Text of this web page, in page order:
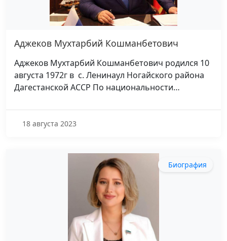
Аджеков Мухтарбий Кошманбетович
Аджеков Мухтарбий Кошманбетович родился 10
августа 1972г в с. Ленинаул Ногайского района
Дагестанской АССР По национальности…
18 августа 2023
Биография